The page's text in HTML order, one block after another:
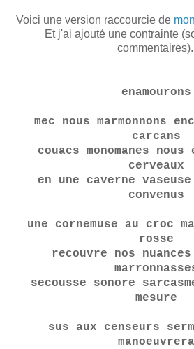
Voici une version raccourcie de
Et j'ai ajouté une contrainte
commentaires).
enamourons
mec nous marmonnons
carcans
couacs monomanes nous
cerveaux
en une caverne
convenus
une cornemuse au croc
rosse
recouvre nos nuances
secousse sonore
mesure
sus aux censeurs
manoeuvrera